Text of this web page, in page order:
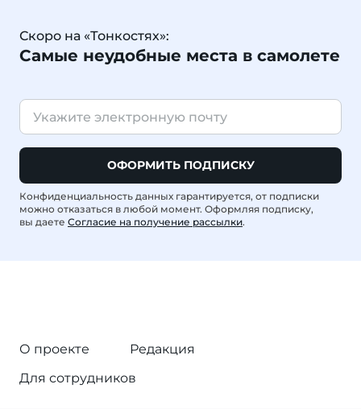
Скоро на «Тонкостях»:
Самые неудобные места в самолете
ОФОРМИТЬ ПОДПИСКУ
Конфиденциальность данных гарантируется, от подписки
можно отказаться в любой момент. Оформляя подписку,
вы даете Согласие на получение рассылки.
О проекте
Редакция
Для сотрудников